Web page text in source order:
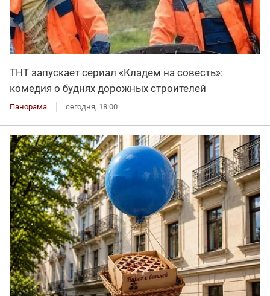
ТНТ запускает сериал «Кладем на совесть»:
комедия о буднях дорожных строителей
Панорама сегодня, 18:00